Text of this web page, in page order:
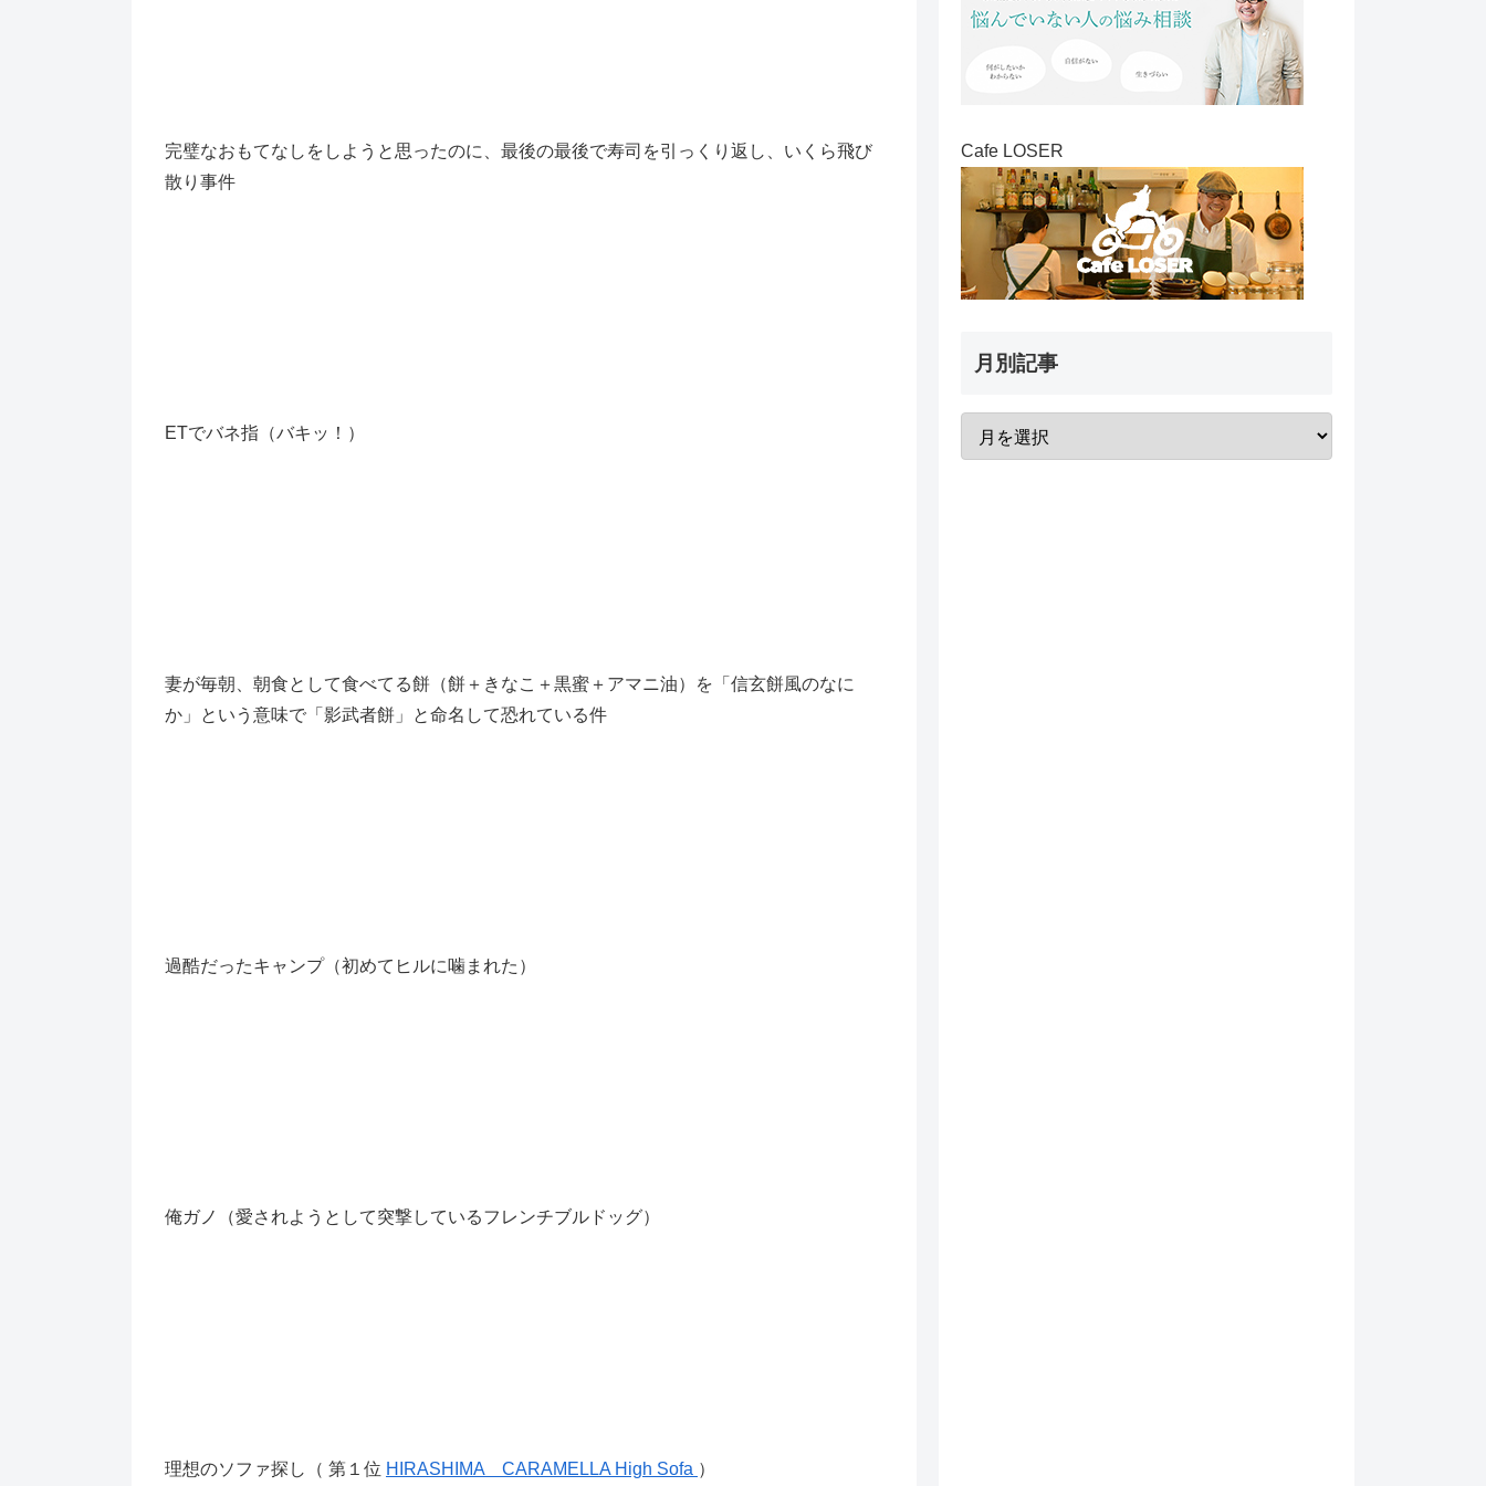
完璧なおもてなしをしようと思ったのに、最後の最後で寿司を引っくり返し、いくら飛び
散り事件
ETでバネ指（バキッ！）
妻が毎朝、朝食として食べてる餅（餅＋きなこ＋黒蜜＋アマニ油）を「信玄餅風のなに
か」という意味で「影武者餅」と命名して恐れている件
過酷だったキャンプ（初めてヒルに噛まれた）
俺ガノ（愛されようとして突撃しているフレンチブルドッグ）
理想のソファ探し（ 第１位 HIRASHIMA CARAMELLA High Sofa ）
Cafe LOSER
月別記事